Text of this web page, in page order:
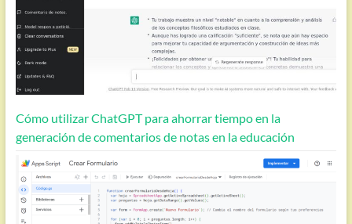
Cómo utilizar ChatGPT para ahorrar tiempo en la
generación de comentarios de notas en la educación